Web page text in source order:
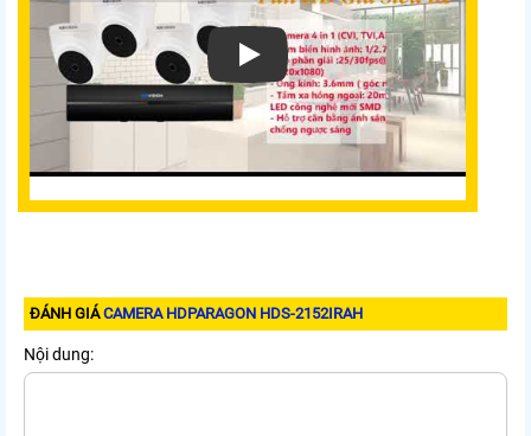
ĐÁNH GIÁCAMERA HDPARAGON HDS-2152IRAH
Nội dung: